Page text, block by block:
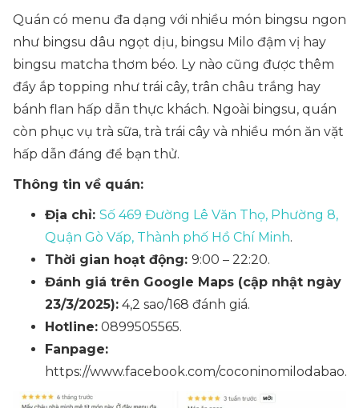
Quán có menu đa dạng với nhiều món bingsu ngon
như bingsu dâu ngọt dịu, bingsu Milo đậm vị hay
bingsu matcha thơm béo. Ly nào cũng được thêm
đầy ắp topping như trái cây, trân châu trắng hay
bánh flan hấp dẫn thực khách. Ngoài bingsu, quán
còn phục vụ trà sữa, trà trái cây và nhiều món ăn vặt
hấp dẫn đáng để bạn thử.
Thông tin về quán:
Địa chỉ: Số 469 Đường Lê Văn Thọ, Phường 8,
Quận Gò Vấp, Thành phố Hồ Chí Minh.
Thời gian hoạt động: 9:00 – 22:20.
Đánh giá trên Google Maps (cập nhật ngày
23/3/2025): 4,2 sao/168 đánh giá.
Hotline: 0899505565.
Fanpage:
https://www.facebook.com/coconinomilodabao.